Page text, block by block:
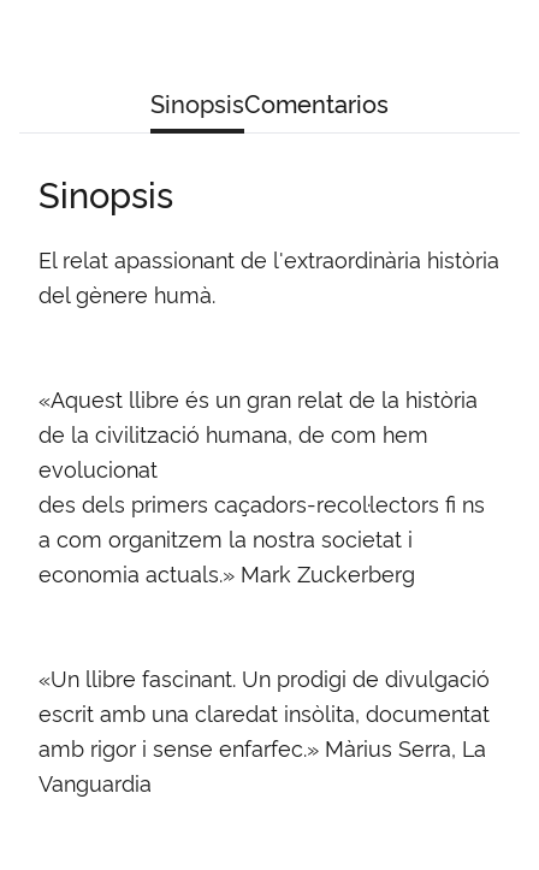
SinopsisComentarios
Sinopsis
El relat apassionant de l'extraordinària història
del gènere humà.
«Aquest llibre és un gran relat de la història
de la civilització humana, de com hem
evolucionat
des dels primers caçadors-recol·lectors fi ns
a com organitzem la nostra societat i
economia actuals.» Mark Zuckerberg
«Un llibre fascinant. Un prodigi de divulgació
escrit amb una claredat insòlita, documentat
amb rigor i sense enfarfec.» Màrius Serra, La
Vanguardia